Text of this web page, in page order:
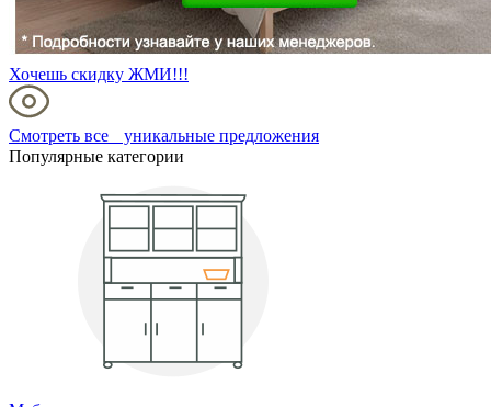
Хочешь скидку ЖМИ!!!
Смотреть все уникальные предложения
Популярные категории